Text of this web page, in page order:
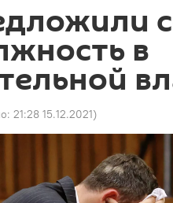
в
21:28 15.12.2021)